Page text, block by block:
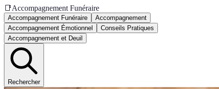
📑Accompagnement Funéraire
Accompagnement Funéraire
Accompagnement
Accompagnement Émotionnel
Conseils Pratiques
Accompagnement et Deuil
Rechercher